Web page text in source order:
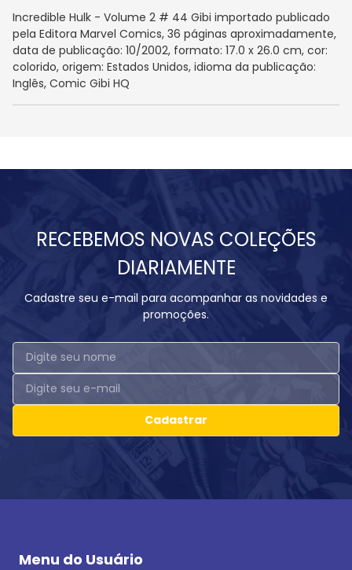
Incredible Hulk - Volume 2 # 44 Gibi importado publicado
pela Editora Marvel Comics, 36 páginas aproximadamente,
data de publicação: 10/2002, formato: 17.0 x 26.0 cm, cor:
colorido, origem: Estados Unidos, idioma da publicação:
Inglês, Comic Gibi HQ
RECEBEMOS NOVAS COLEÇÕES
DIARIAMENTE
Cadastre seu e-mail para acompanhar as novidades e
promoções.
Cadastrar
Menu do Usuário